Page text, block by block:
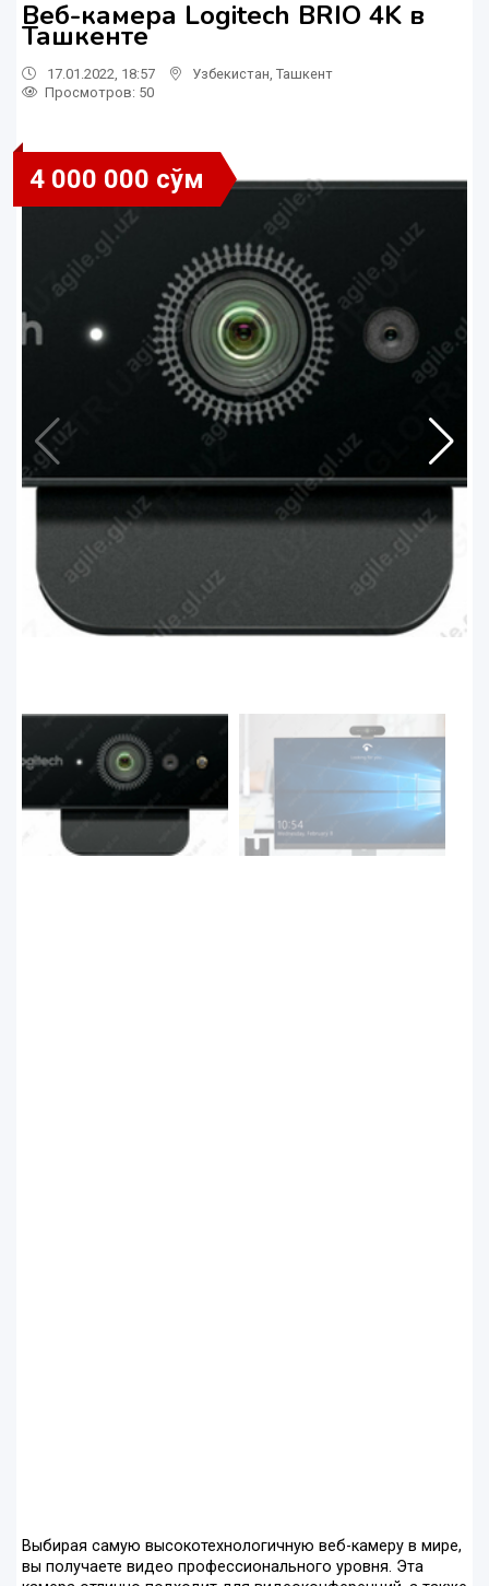
Веб-камера Logitech BRIO 4K в
Ташкенте
17.01.2022, 18:57 Узбекистан Ташкент
Просмотров: 50
4 000 000 сўм
Выбирая самую высокотехнологичную веб-камеру в мире,
вы получаете видео профессионального уровня. Эта